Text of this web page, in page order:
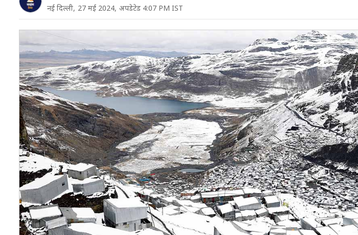
नई दिल्ली, 27 मई 2024, अपडेटेड 4:07 PM IST